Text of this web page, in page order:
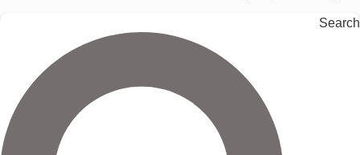
Search